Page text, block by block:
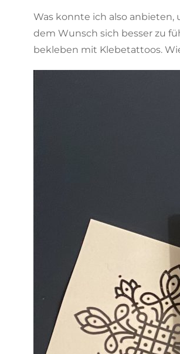
Was konnte ich also
dem Wunsch sich besser zu
bekleben mit Klebetattoos.